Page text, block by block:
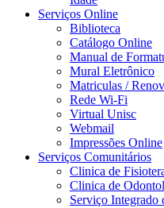
Serviços Online
Biblioteca
Catálogo Online
Manual de
Mural Eletrônico
Matriculas /
Rede Wi-Fi
Virtual Unisc
Webmail
Impressões Online
Serviços Comunitários
Clinica de
Clinica de
Serviço Integrado